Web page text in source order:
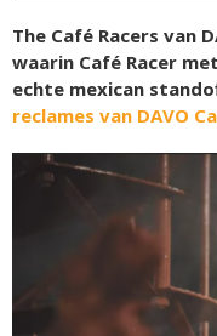
The Café Racers van
waarin Café Racer
echte mexican
reclames van DAVO